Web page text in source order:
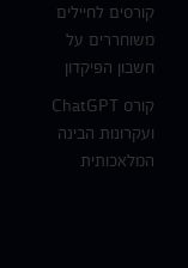
קורסים לחיילים
משוחררים על
חשבון הפיקדון
קורס ChatGPT
ועקרונות הבינה
המלאכותית